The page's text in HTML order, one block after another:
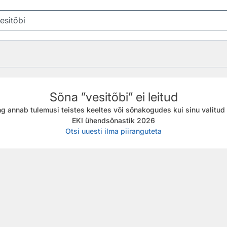
Sõna ”vesitõbi” ei leitud
annab tulemusi teistes keeltes või sõnakogudes kui sinu
EKI ühendsõnastik 2026
Otsi uuesti ilma piiranguteta